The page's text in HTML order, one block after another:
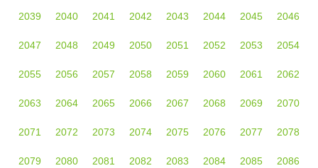
2039 2040 2041 2042 2043 2044 2045 2046
2047 2048 2049 2050 2051 2052 2053 2054
2055 2056 2057 2058 2059 2060 2061 2062
2063 2064 2065 2066 2067 2068 2069 2070
2071 2072 2073 2074 2075 2076 2077 2078
2079 2080 2081 2082 2083 2084 2085 2086